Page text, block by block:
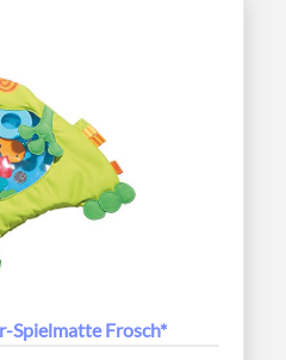
Spielmatte Frosch*